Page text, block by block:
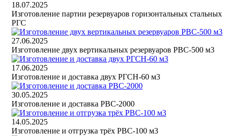
18.07.2025
Изготовление партии резервуаров горизонтальных стальных
РГС
27.06.2025
Изготовление двух вертикальных резервуаров РВС-500 м3
17.06.2025
Изготовление и доставка двух РГСН-60 м3
30.05.2025
Изготовление и доставка РВС-2000
14.05.2025
Изготовление и отгрузка трёх РВС-100 м3